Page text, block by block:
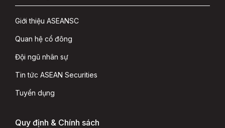
Giới thiệu ASEANSC
Quan hệ cổ đông
Đội ngũ nhân sự
Tin tức ASEAN Securities
Tuyển dụng
Quy định & Chính sách